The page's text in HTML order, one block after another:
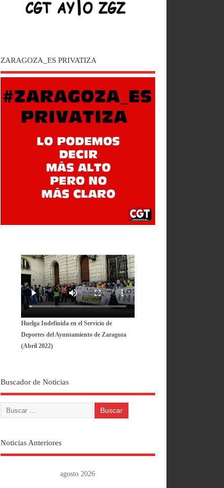
ZARAGOZA_ES PRIVATIZA
Huelga Indefinida en el Servicio de
Deportes del Ayuntamiento de Zaragoza
(Abril 2022)
Buscador de Noticias
Noticias Anteriores
agosto 2026